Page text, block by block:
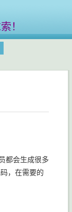
！
都会生成很多
，在需要的